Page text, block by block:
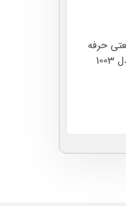
8 اینچ صنعتی حرفه